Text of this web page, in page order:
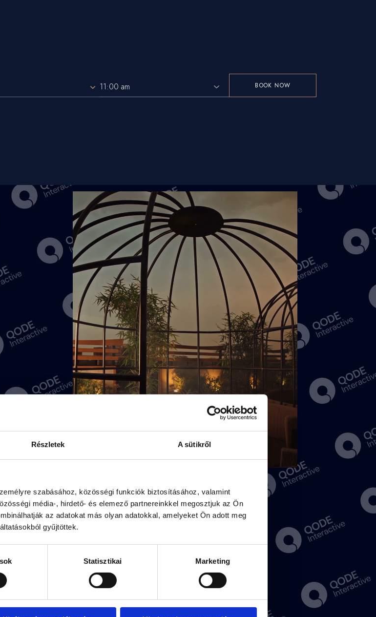
Részletek A sütikről
szabásához, közösségi funkciók biztosításához, valamint
média-, hirdető- és elemező partnereinkkel megosztjuk az Ön
az adatokat más olyan adatokkal, amelyeket Ön adott meg
gyűjtöttek.
Statisztikai Marketing
BOOK NOW
71 Madison Ave, New York, NY 10016, 44 0567899,
reservations@example.com, office@example.com
OPENING HOURS:
Mon – Thu: 10.00 am – 01:00 am
Fri – Sun: 10:00 am – 02:00 am